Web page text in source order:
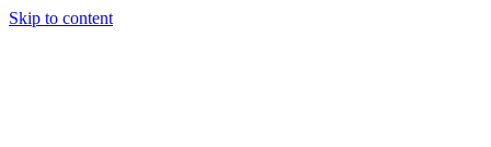
Skip to content